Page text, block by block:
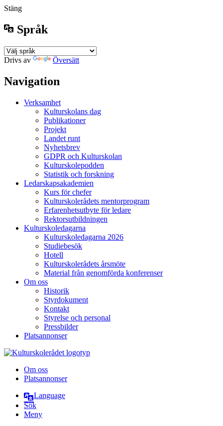
Stäng
Språk
Drivs av Översätt
Navigation
Verksamhet
Kulturskolans dag
Publikationer
Projekt
Landet runt
Nyhetsbrev
GDPR och Kulturskolan
Kulturskolepodden
Statistik och forskning
Ledarskapsakademien
Kurs för chefer
Kulturskolerådets mentorprogram
Erfarenhetsutbyte för ledare
Rektorsutbildningen
Kulturskoledagarna
Kulturskoledagarna 2026
Studiebesök
Hotell
Kulturskolerådets årsmöte
Material från genomförda konferenser
Om oss
Historik
Styrdokument
Kontakt
Styrelse och personal
Pressbilder
Platsannonser
Hoppa till innehållet
Om oss
Platsannonser
Language
Sök
Meny